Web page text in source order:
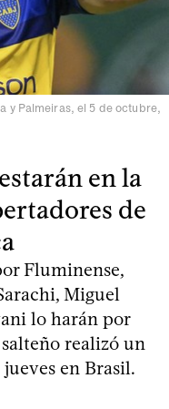
y Palmeiras, el 5 de octubre,
en la
de
Fluminense,
Miguel
lo harán por
realizó un
en Brasil.